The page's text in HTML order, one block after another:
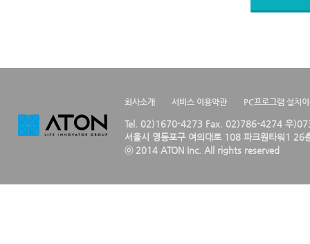
회사소개 서비스 이용약관 PC프로그램 설치
Tel. 02)1670-4273 Fax. 02)786-4274 우
서울시 영등포구 여의대로 108 파크원타워1 26
ⓒ 2014 ATON Inc. All rights reserved